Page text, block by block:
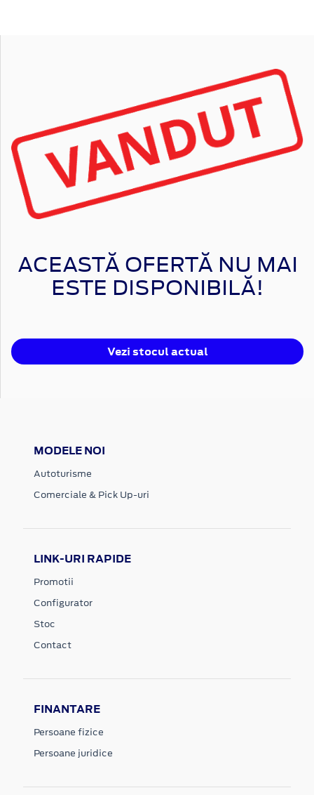
ACEASTĂ OFERTĂ NU MAI
ESTE DISPONIBILĂ!
Vezi stocul actual
MODELE NOI
Autoturisme
Comerciale & Pick Up-uri
LINK-URI RAPIDE
Promotii
Configurator
Stoc
Contact
FINANTARE
Persoane fizice
Persoane juridice